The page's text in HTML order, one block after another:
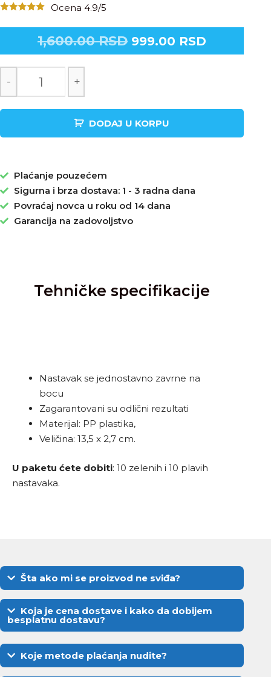
Ocena 4.9/5
1,600.00RSD 999.00 RSD
- +
DODAJ U KORPU
Plaćanje pouzećem
Sigurna i brza dostava: 1 - 3 radna dana
Povraćaj novca u roku od 14 dana
Garancija na zadovoljstvo
Tehničke specifikacije
Nastavak se jednostavno zavrne na
bocu
Zagarantovani su odlični rezultati
Materijal: PP plastika,
Veličina: 13,5 x 2,7 cm.
U paketu ćete dobiti: 10 zelenih i 10 plavih
nastavaka.
Šta ako mi se proizvod ne sviđa?
Koja je cena dostave i kako da dobijem
besplatnu dostavu?
Koje metode plaćanja nudite?